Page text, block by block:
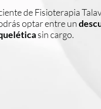
de Fisioterapia
optar entre un
sin cargo.